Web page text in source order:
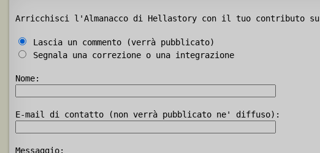
Arricchisci l'Almanacco di Hellastory con il tuo contributo su
Lascia un commento (verrà pubblicato)
Segnala una correzione o una integrazione
Nome:
E-mail di contatto (non verrà pubblicato ne' diffuso):
Messaggio: